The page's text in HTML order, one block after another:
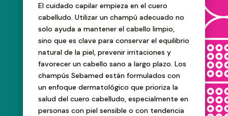
El cuidado capilar empieza en el cuero
cabelludo. Utilizar un champú adecuado no
solo ayuda a mantener el cabello limpio,
sino que es clave para conservar el equilibrio
natural de la piel, prevenir irritaciones y
favorecer un cabello sano a largo plazo. Los
champús Sebamed están formulados con
un enfoque dermatológico que prioriza la
salud del cuero cabelludo, especialmente en
personas con piel sensible o con tendencia